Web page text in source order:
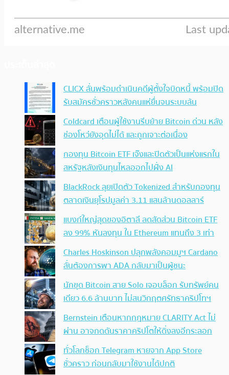
CLICX ลั่นพร้อมดำเนินคดีผู้ตั้งใจบิดหนี้ พร้อมปิด
รับสมัครชั่วคราวหลังคนแห่ยื่นจนระบบล้น
Coldcard เตือนผู้ใช้งานรีบย้าย Bitcoin ด่วน หลัง
ช่องโหว่ยังอุดไม่ได้ และถูกเจาะต่อเนื่อง
กองทุน Bitcoin ETF เจ๊งและปิดตัวเป็นแห่งแรกใน
สหรัฐหลังเงินทุนไหลออกไปฝั่ง AI
BlackRock ลุยเปิดตัว Tokenized สำหรับกองทุน
ตลาดเงินยุโรปมูลค่า 3.11 แสนล้านดอลลาร์
แบงก์ใหญ่สุดของอิตาลี ลดสัดส่วน Bitcoin ETF
ลง 99% หันลงทุน ใน Ethereum แทนถึง 3 เท่า
Charles Hoskinson ปลุกพลังคอมมูฯ Cardano
ลั่นต้องการพา ADA กลับมาเป็นผู้ชนะ
นักขุด Bitcoin สาย Solo เจอบล็อก รับทรัพย์คน
เดียว 6.6 ล้านบาท ไม่สนวิกฤตศรัทธาคริปโทฯ
Bernstein เตือนหากกฎหมาย CLARITY Act ไม่
ผ่าน อาจกดดันราคาคริปโตให้ดิ่งลงอีกระลอก
ทั่วโลกช็อก Telegram หายจาก App Store
ชั่วคราว ก่อนกลับมาใช้งานได้ปกติ